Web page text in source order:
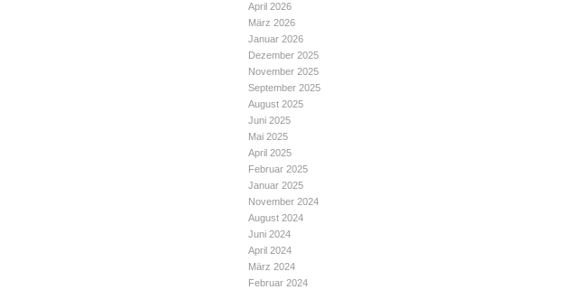
April 2026
März 2026
Januar 2026
Dezember 2025
November 2025
September 2025
August 2025
Juni 2025
Mai 2025
April 2025
Februar 2025
Januar 2025
November 2024
August 2024
Juni 2024
April 2024
März 2024
Februar 2024